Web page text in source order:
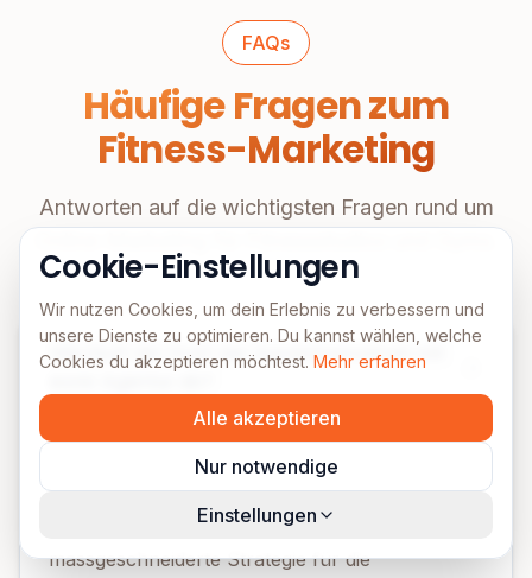
FAQs
Häufige Fragen zum
Fitness-Marketing
Antworten auf die wichtigsten Fragen rund um
Wie läuft der Start der Zusammenarbeit mit
eurer Agentur ab?
Im Erstgespräch analysieren wir deine aktuelle
Online-Präsenz und definieren gemeinsam Ziele
für dein Fitnessstudio. Innerhalb der ersten
zwei Wochen erstellen wir eine
massgeschneiderte Strategie für die
Cookie-Einstellungen
Wir nutzen Cookies, um dein Erlebnis zu verbessern und
unsere Dienste zu optimieren. Du kannst wählen, welche
Cookies du akzeptieren möchtest. Mehr erfahren
Alle akzeptieren
Nur notwendige
Einstellungen